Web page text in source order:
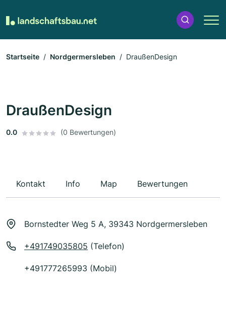
Startseite Nordgermersleben DraußenDesign
DraußenDesign
0.0 (0 Bewertungen)
Kontakt Info Map Bewertungen
Bornstedter Weg 5 A, 39343 Nordgermersleben
+491749035805 (Telefon)
+491777265993 (Mobil)